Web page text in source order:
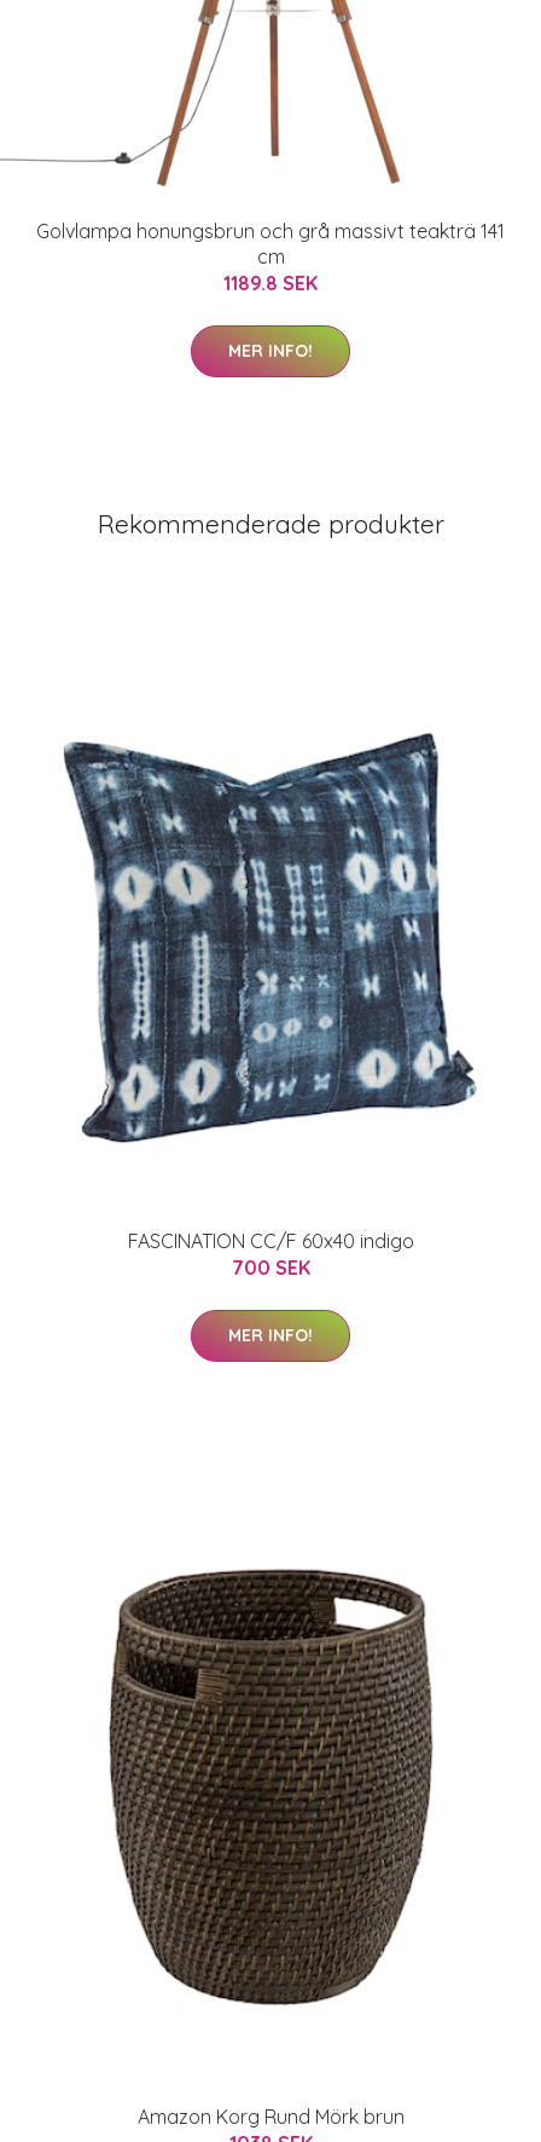
Golvlampa honungsbrun och grå massivt teakträ 141
cm
1189.8 SEK
MER INFO!
Rekommenderade produkter
FASCINATION CC/F 60x40 indigo
700 SEK
MER INFO!
Amazon Korg Rund Mörk brun